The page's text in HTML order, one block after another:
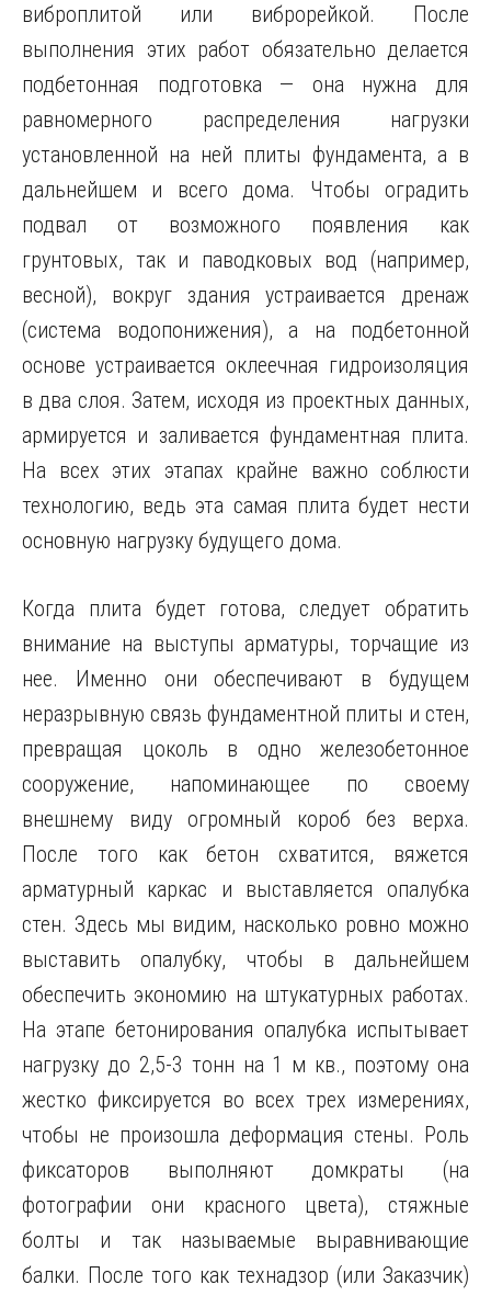
виброплитой или виброрейкой. После
выполнения этих работ обязательно делается
подбетонная подготовка — она нужна для
равномерного распределения нагрузки
установленной на ней плиты фундамента, а в
дальнейшем и всего дома. Чтобы оградить
подвал от возможного появления как
грунтовых, так и паводковых вод (например,
весной), вокруг здания устраивается дренаж
(система водопонижения), а на подбетонной
основе устраивается оклеечная гидроизоляция
в два слоя. Затем, исходя из проектных данных,
армируется и заливается фундаментная плита.
На всех этих этапах крайне важно соблюсти
технологию, ведь эта самая плита будет нести
основную нагрузку будущего дома.
Когда плита будет готова, следует обратить
внимание на выступы арматуры, торчащие из
нее. Именно они обеспечивают в будущем
неразрывную связь фундаментной плиты и стен,
превращая цоколь в одно железобетонное
сооружение, напоминающее по своему
внешнему виду огромный короб без верха.
После того как бетон схватится, вяжется
арматурный каркас и выставляется опалубка
стен. Здесь мы видим, насколько ровно можно
выставить опалубку, чтобы в дальнейшем
обеспечить экономию на штукатурных работах.
На этапе бетонирования опалубка испытывает
нагрузку до 2,5-3 тонн на 1 м кв., поэтому она
жестко фиксируется во всех трех измерениях,
чтобы не произошла деформация стены. Роль
фиксаторов выполняют домкраты (на
фотографии они красного цвета), стяжные
болты и так называемые выравнивающие
балки. После того как технадзор (или Заказчик)